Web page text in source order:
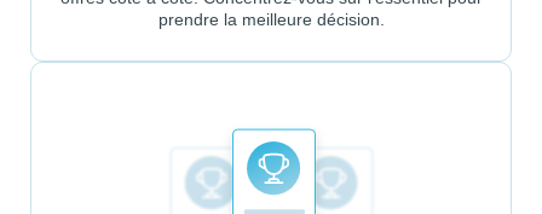
prendre la meilleure décision.